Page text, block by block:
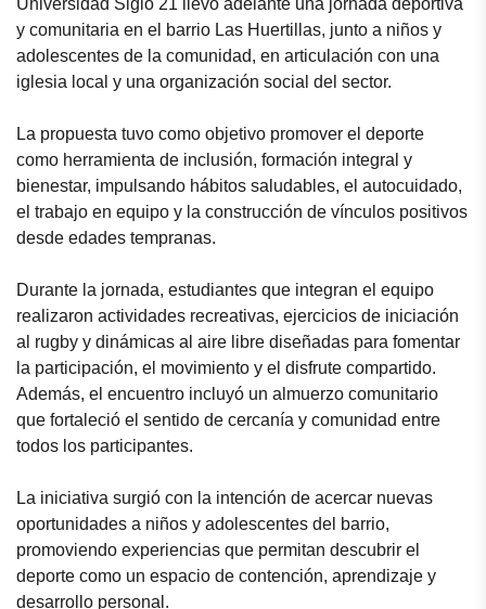
Universidad Siglo 21 llevó adelante una jornada deportiva
y comunitaria en el barrio Las Huertillas, junto a niños y
adolescentes de la comunidad, en articulación con una
iglesia local y una organización social del sector.
La propuesta tuvo como objetivo promover el deporte
como herramienta de inclusión, formación integral y
bienestar, impulsando hábitos saludables, el autocuidado,
el trabajo en equipo y la construcción de vínculos positivos
desde edades tempranas.
Durante la jornada, estudiantes que integran el equipo
realizaron actividades recreativas, ejercicios de iniciación
al rugby y dinámicas al aire libre diseñadas para fomentar
la participación, el movimiento y el disfrute compartido.
Además, el encuentro incluyó un almuerzo comunitario
que fortaleció el sentido de cercanía y comunidad entre
todos los participantes.
La iniciativa surgió con la intención de acercar nuevas
oportunidades a niños y adolescentes del barrio,
promoviendo experiencias que permitan descubrir el
deporte como un espacio de contención, aprendizaje y
desarrollo personal.